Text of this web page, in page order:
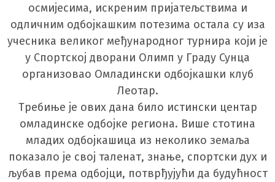
осмијесима, искреним пријатељствима и
одличним одбојкашким потезима остала су иза
учесника великог међународног турнира који је
у Спортској дворани Олимп у Граду Сунца
организовао Омладински одбојкашки клуб
Леотар.
Требиње је ових дана било истински центар
омладинске одбојке региона. Више стотина
младих одбојкашица из неколико земаља
показало је свој таленат, знање, спортски дух и
љубав према одбојци, потврђујући да будућност